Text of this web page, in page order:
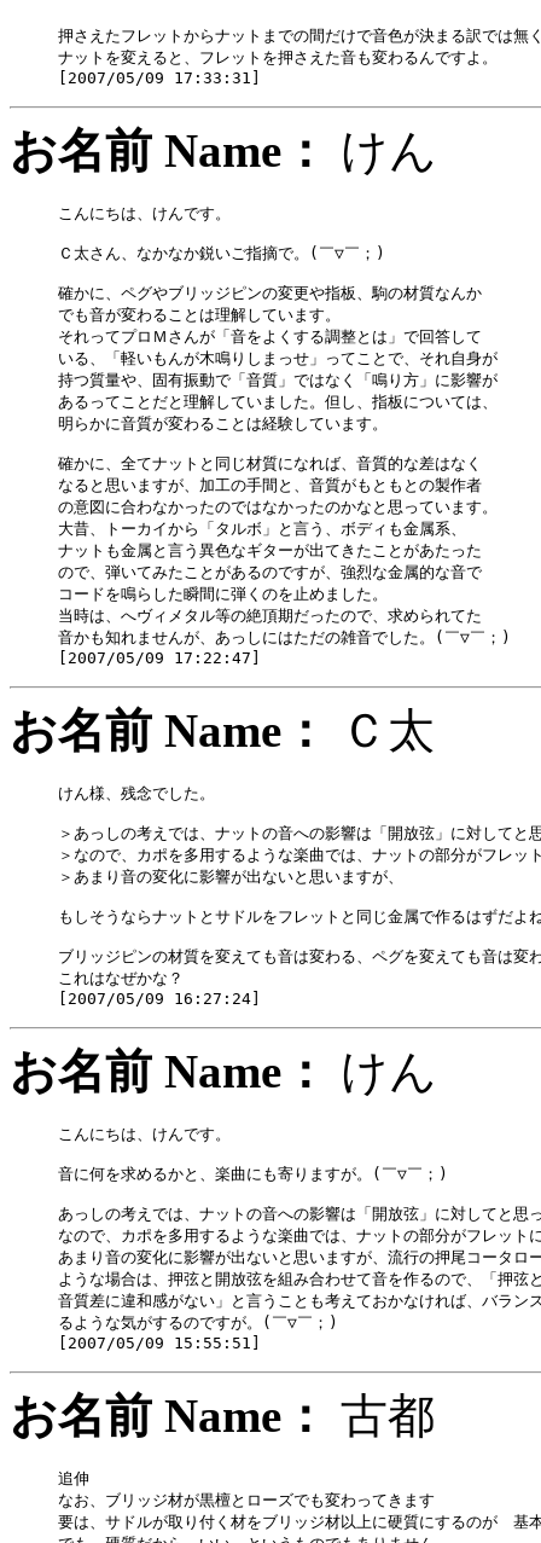
押さえたフレットからナットまでの間だけで音色が決まる訳では無
ナットを変えると、フレットを押さえた音も変わるんですよ。
お名前 Name： け
こんにちは、けんです。
Ｃ太さん、なかなか鋭いご指摘で。(￣▽￣；)
確かに、ペグやブリッジピンの変更や指板、駒の材質なんか
でも音が変わることは理解しています。
それってプロＭさんが「音をよくする調整とは」で回答して
いる、「軽いもんが木鳴りしまっせ」ってことで、それ自身が
持つ質量や、固有振動で「音質」ではなく「鳴り方」に影響が
あるってことだと理解していました。但し、指板については、
明らかに音質が変わることは経験しています。
確かに、全てナットと同じ材質になれば、音質的な差はなく
なると思いますが、加工の手間と、音質がもともとの製作者
の意図に合わなかったのではなかったのかなと思っています。
大昔、トーカイから「タルボ」と言う、ボディも金属系、
ナットも金属と言う異色なギターが出てきたことがあたった
ので、弾いてみたことがあるのですが、強烈な金属的な音で
コードを鳴らした瞬間に弾くのを止めました。
当時は、へヴィメタル等の絶頂期だったので、求められてた
音かも知れませんが、あっしにはただの雑音でした。(￣▽￣；)
お名前 Name： Ｃ太
けん様、残念でした。
＞あっしの考えでは、ナットの音への影響は「開放弦」に対してと
＞なので、カポを多用するような楽曲では、ナットの部分がフレッ
＞あまり音の変化に影響が出ないと思いますが、
もしそうならナットとサドルをフレットと同じ金属で作るはずだよ
ブリッジピンの材質を変えても音は変わる、ペグを変えても音は変
これはなぜかな？
お名前 Name： け
こんにちは、けんです。
音に何を求めるかと、楽曲にも寄りますが。(￣▽￣；)
あっしの考えでは、ナットの音への影響は「開放弦」に対してと思
なので、カポを多用するような楽曲では、ナットの部分がフレット
あまり音の変化に影響が出ないと思いますが、流行の押尾コータロ
ような場合は、押弦と開放弦を組み合わせて音を作るので、「押弦
音質差に違和感がない」と言うことも考えておかなければ、バラン
るような気がするのですが。(￣▽￣；)
お名前 Name： 古都
追伸
なお、ブリッジ材が黒檀とローズでも変わってきます
要は、サドルが取り付く材をブリッジ材以上に硬質にするのが　基